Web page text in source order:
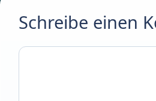
Schreibe einen
Kommentar